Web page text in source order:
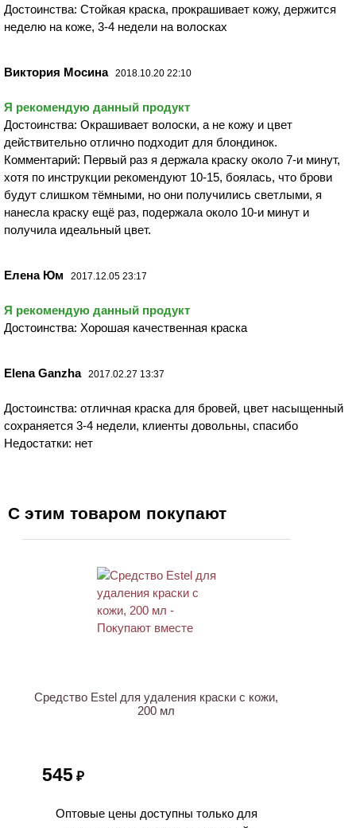
Достоинства: Стойкая краска, прокрашивает кожу, держится
неделю на коже, 3-4 недели на волосках
Виктория Мосина 2018.10.20 22:10
Я рекомендую данный продукт
Достоинства: Окрашивает волоски, а не кожу и цвет
действительно отлично подходит для блондинок.
Комментарий: Первый раз я держала краску около 7-и минут,
хотя по инструкции рекомендуют 10-15, боялась, что брови
будут слишком тёмными, но они получились светлыми, я
нанесла краску ещё раз, подержала около 10-и минут и
получила идеальный цвет.
Елена Юм 2017.12.05 23:17
Я рекомендую данный продукт
Достоинства: Хорошая качественная краска
Elena Ganzha 2017.02.27 13:37
Достоинства: отличная краска для бровей, цвет насыщенный
сохраняется 3-4 недели, клиенты довольны, спасибо
Недостатки: нет
С этим товаром покупают
Средство Estel для удаления краски с кожи,
200 мл
545 ₽
Оптовые цены доступны только для